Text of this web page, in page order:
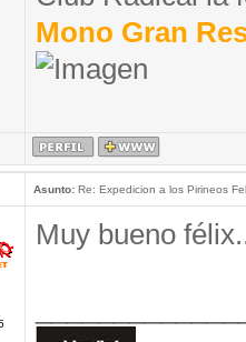
Mono Gran
Asunto:Re: Expedicion a los Pirineos
Muy bueno